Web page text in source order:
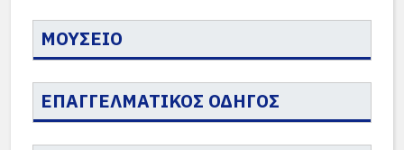
ΜΟΥΣΕΙΟ
ΕΠΑΓΓΕΛΜΑΤΙΚΟΣ ΟΔΗΓΟΣ